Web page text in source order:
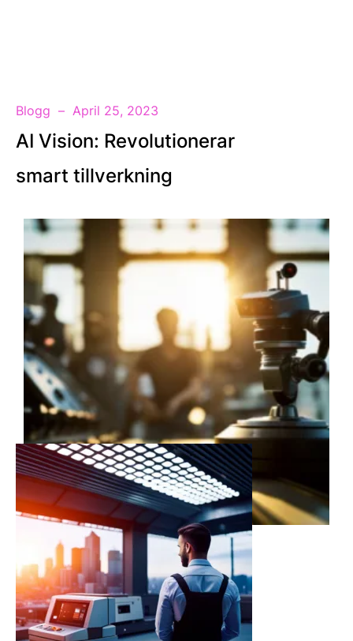
Blogg April 25, 2023
AI Vision: Revolutionerar
smart tillverkning